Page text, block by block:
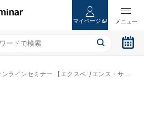
マイページ
・サミット】 デザイン思考で、経営をアップデートせよ。 パーパス経営、DX、CX、Web3戦略を革新する。 今注目のBXT（Business eXperience Technology）とは